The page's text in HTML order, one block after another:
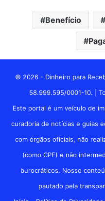
Benefício
© 2026 - Dinheiro para
58.999.595/0001-10. |
Este portal é um veículo de
curadoria de notícias e guias
com órgãos oficiais, não
(como CPF) e não
burocráticos. Nosso
pautado pela